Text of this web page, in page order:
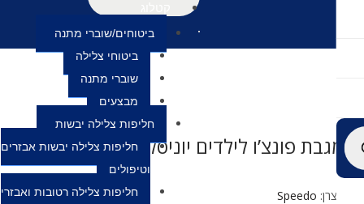
קטלוג
ביטוחים/שוברי מתנה
ביטוחי צלילה
שוברי מתנה
מבצעים
חליפות צלילה יבשות
חליפות צלילה יבשות אבזרים
וטיפולים
חליפות צלילה רטובות ואבזרי
פונצ’ו לילדים יוניסקס- שחור
Speedo